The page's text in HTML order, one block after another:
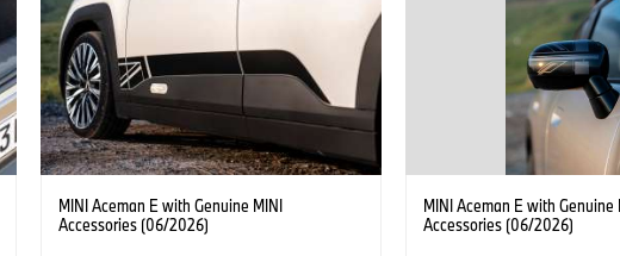
MINI Aceman E with Genuine MINI
Accessories (06/2026)
MINI Aceman E with Genuine
Accessories (06/2026)